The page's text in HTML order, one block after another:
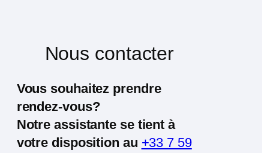
Nous contacter
Vous souhaitez prendre
rendez-vous?
Notre assistante se tient à
votre disposition au +33 7 59